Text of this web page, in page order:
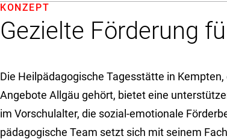
Gezielte Förderung
KONZEPT
Die Heilpädagogische Tagesstätte in Kempten,
Angebote Allgäu gehört, bietet eine
im Vorschulalter, die sozial-emotionale
pädagogische Team setzt sich mit seinem